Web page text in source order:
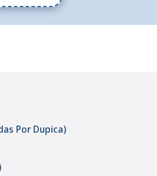
Por Dupica)